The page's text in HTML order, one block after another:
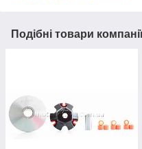
Подібні товари